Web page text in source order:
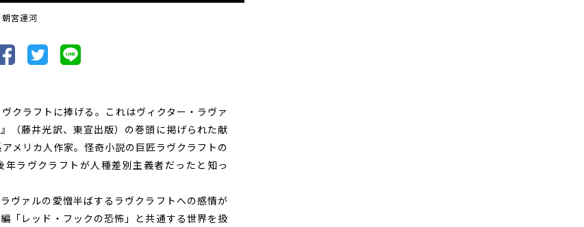
宮運河
ラフトに捧げる――。これはヴィクター・ラヴァ
（藤井光訳、東宣出版）の巻頭に掲げられた献
メリカ人作家。怪奇小説の巨匠ラヴクラフトの
ラヴクラフトが人種差別主義者だったと知っ
ヴァルの愛憎半ばするラヴクラフトへの感情が
「レッド・フックの恐怖」と共通する世界を扱